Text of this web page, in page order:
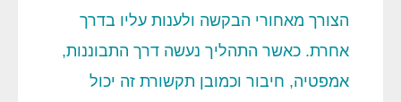
הצורך מאחורי הבקשה ולענות עליו בדרך
אחרת. כאשר התהליך נעשה דרך התבוננות,
אמפטיה, חיבור וכמובן תקשורת זה יכול